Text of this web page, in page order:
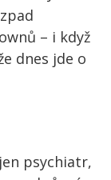
– i když
dnes jde o
psychiatr,